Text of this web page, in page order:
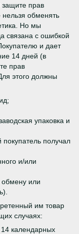
защите прав
нельзя обменять
Но мы
связана с ошибкой
и дает
14 дней (в
прав
этого должны
упаковка и
покупатель получал
и/или
обмену или
им товар
случаях:
календарных